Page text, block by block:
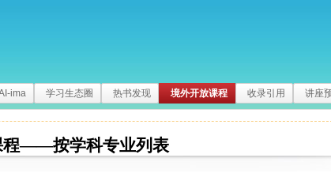
ima 学习生态圈 热书发现 境外开放课程 收录引用 讲座
程——按学科专业列表